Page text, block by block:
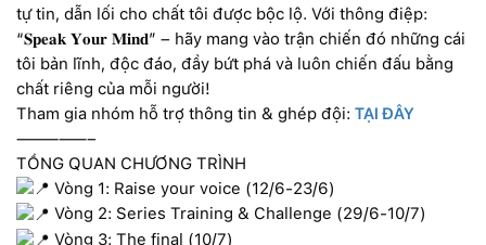
tự tin, dẫn lối cho chất tôi được bộc lộ. Với thông điệp:
“𝐒𝐩𝐞𝐚𝐤 𝐘𝐨𝐮𝐫 𝐌𝐢𝐧𝐝” – hãy mang vào trận chiến đó những cái
tôi bản lĩnh, độc đáo, đầy bứt phá và luôn chiến đấu bằng
chất riêng của mỗi người!
Tham gia nhóm hỗ trợ thông tin & ghép đội: TẠI ĐÂY
—————–
TỔNG QUAN CHƯƠNG TRÌNH
Vòng 1: Raise your voice (12/6-23/6)
Vòng 2: Series Training & Challenge (29/6-10/7)
Vòng 3: The final (10/7)